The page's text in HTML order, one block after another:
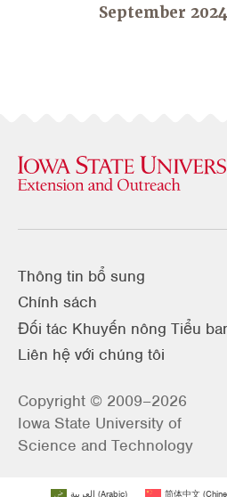
September 2024
Thông tin bổ sung
Chính sách
Đối tác Khuyến nông Tiểu
Liên hệ với chúng tôi
Copyright © 2009–2026
Iowa State University of
Science and Technology
العربية (Arabic) 简体中文 (